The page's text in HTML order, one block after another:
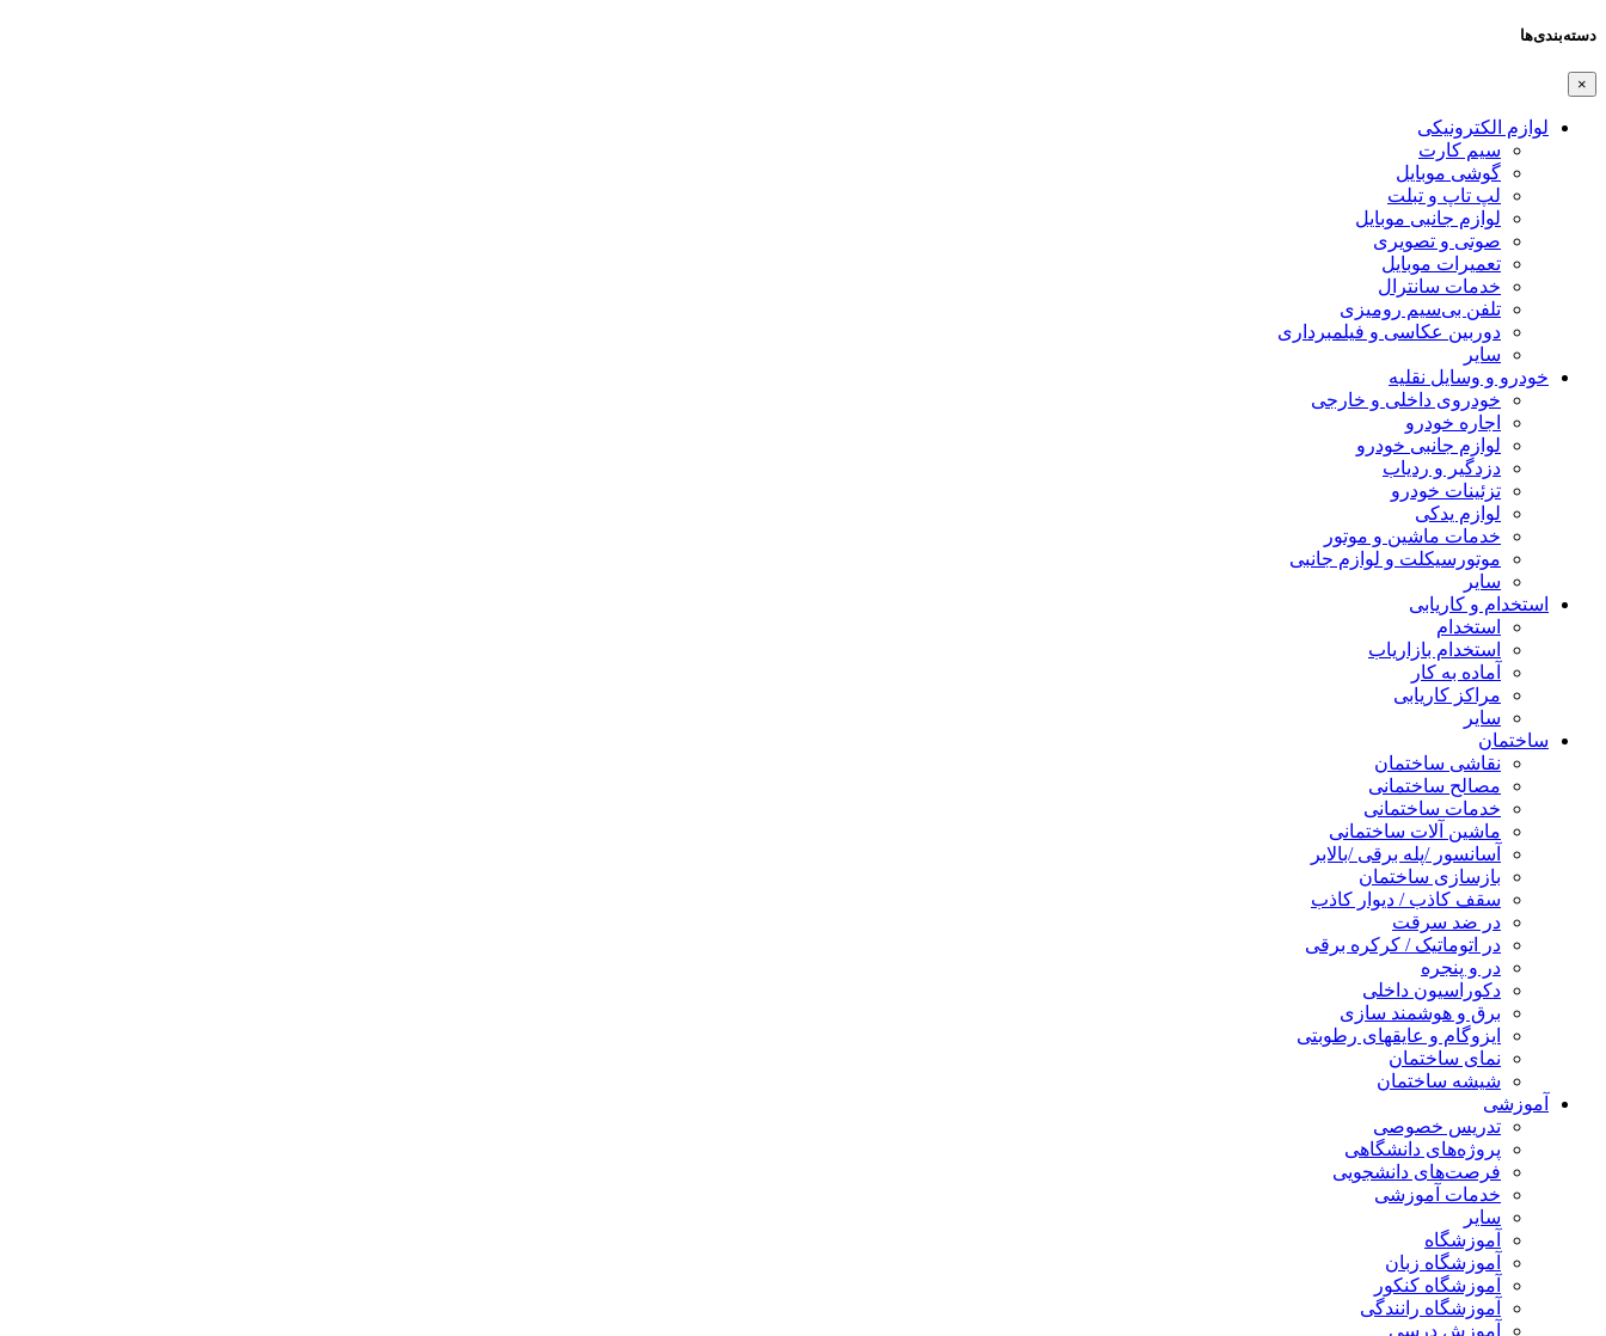
دسته‌بندی‌ها
×
لوازم الکترونیکی
سیم کارت
گوشی موبایل
لپ تاپ و تبلت
لوازم جانبی موبایل
صوتی و تصویری
تعمیرات موبایل
خدمات سانترال
تلفن بی‌سیم رومیزی
دوربین عکاسی و فیلمبرداری
سایر
خودرو و وسایل نقلیه
خودروی داخلی و خارجی
اجاره خودرو
لوازم جانبی خودرو
دزدگیر و ردیاب
تزئینات خودرو
لوازم یدکی
خدمات ماشین و موتور
موتورسیکلت و لوازم جانبی
سایر
استخدام و کاریابی
استخدام
استخدام بازاریاب
آماده به کار
مراکز کاریابی
سایر
ساختمان
نقاشی ساختمان
مصالح ساختمانی
خدمات ساختمانی
ماشین آلات ساختمانی
آسانسور /پله برقی /بالابر
بازسازی ساختمان
سقف کاذب / دیوار کاذب
در ضد سرقت
در اتوماتیک / کرکره برقی
در و پنجره
دکوراسیون داخلی
برق و هوشمند سازی
ایزوگام و عایقهای رطوبتی
نمای ساختمان
شیشه ساختمان
آموزشی
تدریس خصوصی
پروژه‌های دانشگاهی
فرصت‌های دانشجویی
خدمات آموزشی
سایر
آموزشگاه
آموزشگاه زبان
آموزشگاه کنکور
آموزشگاه رانندگی
آموزش درسی